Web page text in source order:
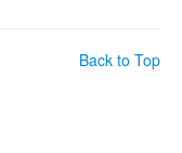
Back to Top